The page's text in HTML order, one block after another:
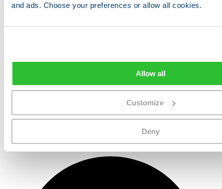
and ads. Choose your preferences or allow all cookies.
Allow all
Customize
Deny
Taşınmanızı planlamaya hazır mısınız?
ReloAdvisor'a güvenen binlerce yabancıya katılın doğru taşıma
Ücretsiz Fiyat Teklifi Alın →
ReloAdvisor
Uluslararası taşınma fiyatlarını karşılaştırmanın akıllı yolu. 150'den